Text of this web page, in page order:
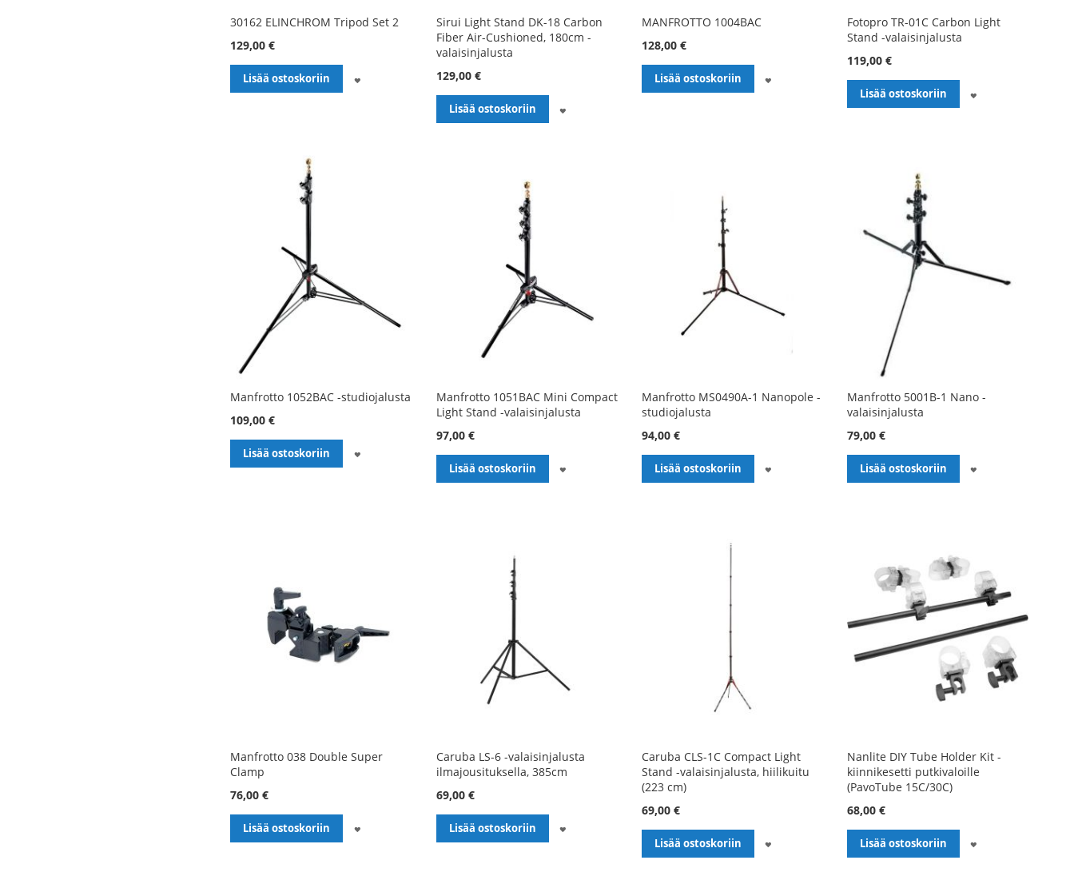
30162 ELINCHROM Tripod Set 2
129,00 €
Lisää ostoskoriin
TOIVELISTALLE
Sirui Light Stand DK-18 Carbon
Fiber Air-Cushioned, 180cm -
valaisinjalusta
129,00 €
Lisää ostoskoriin
MANFROTTO 1004BAC
128,00 €
Lisää ostoskoriin
TOIVELISTALLE
Fotopro TR-01C Carbon Light
Stand -valaisinjalusta
119,00 €
Lisää ostoskoriin
Manfrotto 1052BAC -studiojalusta
109,00 €
Lisää ostoskoriin
TOIVELISTALLE
Manfrotto 1051BAC Mini Compact
Light Stand -valaisinjalusta
97,00 €
Lisää ostoskoriin
Manfrotto MS0490A-1 Nanopole -
studiojalusta
94,00 €
Lisää ostoskoriin
Manfrotto 5001B-1 Nano -
valaisinjalusta
79,00 €
Lisää ostoskoriin
Manfrotto 038 Double Super
Clamp
76,00 €
Lisää ostoskoriin
Caruba LS-6 -valaisinjalusta
ilmajousituksella, 385cm
69,00 €
Lisää ostoskoriin
TOIVELISTALLE
Caruba CLS-1C Compact Light
Stand -valaisinjalusta, hiilikuitu
(223 cm)
69,00 €
Lisää ostoskoriin
Nanlite DIY Tube Holder Kit -
kiinnikesetti putkivaloille
(PavoTube 15C/30C)
68,00 €
Lisää ostoskoriin